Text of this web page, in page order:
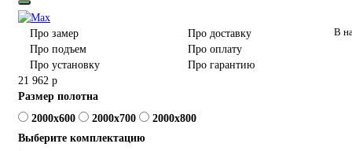
Про замер
Про доставку
Про подъем
Про оплату
Про установку
Про гарантию
В
21 962 р
Размер полотна
2000x600
2000x700
2000x800
Выберите комплектацию